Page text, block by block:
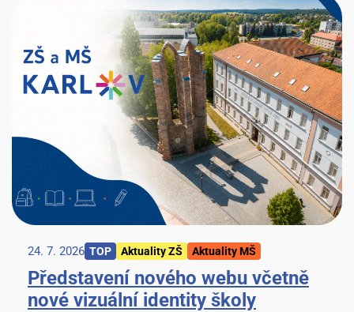
24. 7. 2026 TOP Aktuality ZŠ Aktuality MŠ
Představení nového webu včetně
nové vizuální identity školy